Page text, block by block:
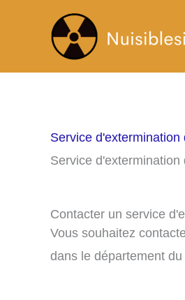
Service d'extermination
Service
Contacter un service
Vous souhaitez
dans le département